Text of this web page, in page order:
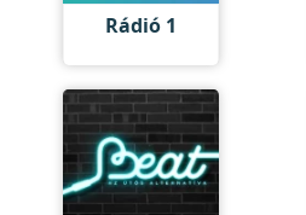
Rádió 1